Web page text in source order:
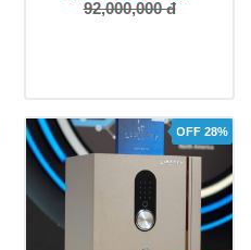
92,000,000 đ
OFF 28%